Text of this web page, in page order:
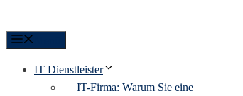
IT Dienstleister
IT-Firma: Warum Sie eine